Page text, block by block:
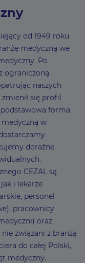
od 1949 roku
medyczną we
Po
ograniczoną
naszych
się profil
forma
medyczną w
doraźne
CEZAL są
i lekarze
personel
pracownicy
oraz
związani z branżą
do całej Polski,
medyczny.